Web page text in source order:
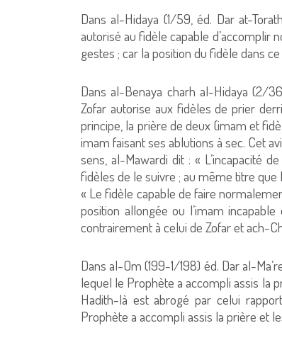
Dans al-Hidaya (1/59, éd. Dar at-
autorisé au fidèle capable d’accomplir
gestes ; car la position du fidèle dans
Dans al-Benaya charh al-Hidaya (2/
Zofar autorise aux fidèles de prier
principe, la prière de deux (imam et
imam faisant ses ablutions à sec. Cet
sens, al-Mawardi dit : « L’incapacité
fidèles de le suivre ; au même titre que
« Le fidèle capable de faire
position allongée ou l’imam
contrairement à celui de Zofar et ach-
Dans al-Om (199-1/198) éd. Dar al-
lequel le Prophète a accompli assis la
Hadith-là est abrogé par celui
Prophète a accompli assis la prière et